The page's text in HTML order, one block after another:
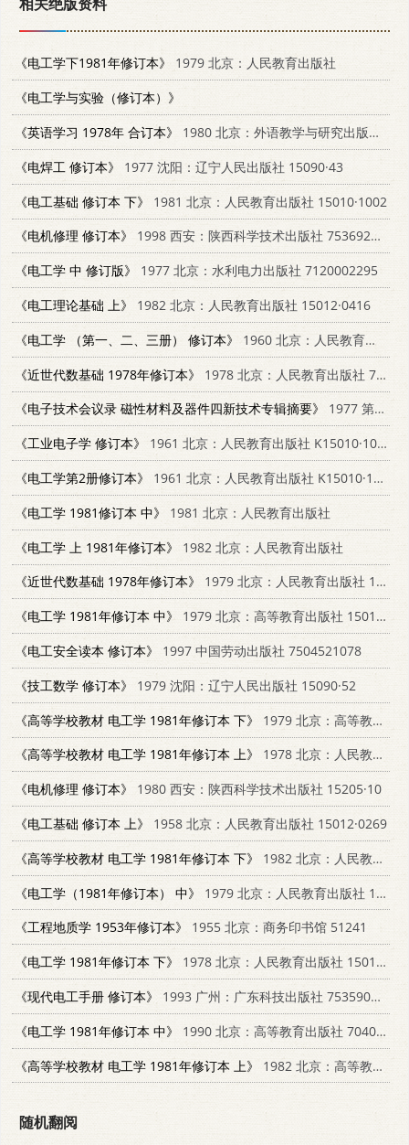
相关绝版资料
《电工学下1981年修订本》
1979 北京：人民教育出版社
《电工学与实验（修订本）》
《英语学习 1978年 合订本》
1980 北京：外语教学与研究出版社 9215·2
《电焊工 修订本》
1977 沈阳：辽宁人民出版社 15090·43
《电工基础 修订本 下》
1981 北京：人民教育出版社 15010·1002
《电机修理 修订本》
1998 西安：陕西科学技术出版社 7536927665
《电工学 中 修订版》
1977 北京：水利电力出版社 7120002295
《电工理论基础 上》
1982 北京：人民教育出版社 15012·0416
《电工学 （第一、二、三册） 修订本》
1960 北京：人民教育出版社 K15010·1061
《近世代数基础 1978年修订本》
1978 北京：人民教育出版社 7040012227
《电子技术会议录 磁性材料及器件四新技术专辑摘要》
1977 第四机械工业部第一研究所
《工业电子学 修订本》
1961 北京：人民教育出版社 K15010·1038
《电工学第2册修订本》
1961 北京：人民教育出版社 K15010·1060
《电工学 1981修订本 中》
1981 北京：人民教育出版社
《电工学 上 1981年修订本》
1982 北京：人民教育出版社
《近世代数基础 1978年修订本》
1979 北京：人民教育出版社 130120124
《电工学 1981年修订本 中》
1979 北京：高等教育出版社 15010·0364
《电工安全读本 修订本》
1997 中国劳动出版社 7504521078
《技工数学 修订本》
1979 沈阳：辽宁人民出版社 15090·52
《高等学校教材 电工学 1981年修订本 下》
1979 北京：高等教育出版社 15010·088
《高等学校教材 电工学 1981年修订本 上》
1978 北京：人民教育出版社 15012·082
《电机修理 修订本》
1980 西安：陕西科学技术出版社 15205·10
《电工基础 修订本 上》
1958 北京：人民教育出版社 15012·0269
《高等学校教材 电工学 1981年修订本 下》
1982 北京：人民教育出版社 15012088
《电工学（1981年修订本） 中》
1979 北京：人民教育出版社 15012·0364
《工程地质学 1953年修订本》
1955 北京：商务印书馆 51241
《电工学 1981年修订本 下》
1978 北京：人民教育出版社 15012·088
《现代电工手册 修订本》
1993 广州：广东科技出版社 7535908977
《电工学 1981年修订本 中》
1990 北京：高等教育出版社 7040015498
《高等学校教材 电工学 1981年修订本 上》
1982 北京：高等教育出版社 15010·082
随机翻阅